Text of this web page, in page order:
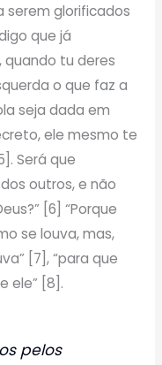
serem glorificados
que já
quando tu deres
o que faz a
seja dada em
ele mesmo te
Será que
outros, e não
[6] “Porque
se louva, mas,
[7], “para que
ele” [8].
pelos